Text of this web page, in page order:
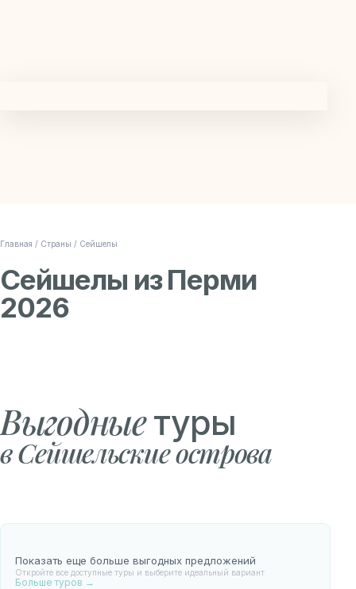
Главная / Страны / Сейшелы
Сейшелы из Перми
2026
Выгодныетуры
в Сейшельские острова
Показать еще больше выгодных предложений
Откройте все доступные туры и выберите идеальный вариант
Больше туров →